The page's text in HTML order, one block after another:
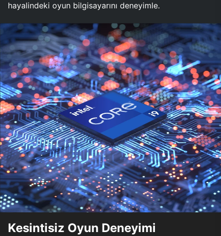
hayalindeki oyun bilgisayarını deneyimle.
Kesintisiz Oyun Deneyimi